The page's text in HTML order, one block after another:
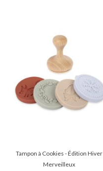
Tampon à Cookies - Édition Hiver
Merveilleux